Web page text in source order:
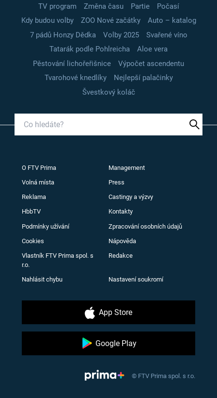
TV program
Změna času Partie
Počasí
Kdy budou volby
ZOO Nové začátky
Auto – katalog
7 pádů Honzy Dědka
Volby 2025
Svařené víno
Tatarák podle Pohlreicha
Aloe vera
Pěstování lichořeřišnice
Výpočet ascendentu
Tvarohové knedlíky
Nejlepší palačinky
Švestkový koláč
O FTV Prima Management
Volná místa Press
Reklama Castingy a výzvy
HbbTV Kontakty
Podmínky užívání Zpracování osobních údajů
Cookies Nápověda
Vlastník FTV Prima spol. s
r.o.
Redakce
Nahlásit chybu Nastavení soukromí
App Store
Google Play
© FTV Prima spol. s r.o.